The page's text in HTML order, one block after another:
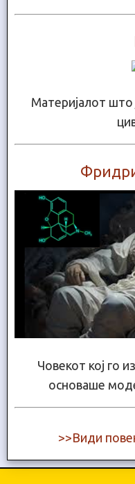
Материјалот што
Човекот кој го
основаше
>>Види